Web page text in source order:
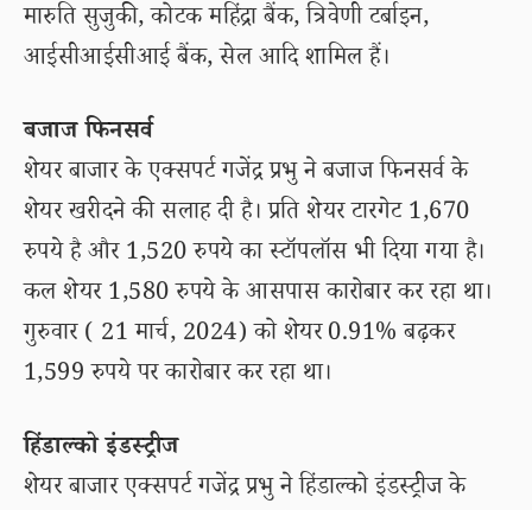
मारुति सुजुकी, कोटक महिंद्रा बैंक, त्रिवेणी टर्बाइन,
आईसीआईसीआई बैंक, सेल आदि शामिल हैं।
बजाज फिनसर्व
शेयर बाजार के एक्सपर्ट गजेंद्र प्रभु ने बजाज फिनसर्व के
शेयर खरीदने की सलाह दी है। प्रति शेयर टारगेट 1,670
रुपये है और 1,520 रुपये का स्टॉपलॉस भी दिया गया है।
कल शेयर 1,580 रुपये के आसपास कारोबार कर रहा था।
गुरुवार ( 21 मार्च, 2024) को शेयर 0.91% बढ़कर
1,599 रुपये पर कारोबार कर रहा था।
हिंडाल्को इंडस्ट्रीज
शेयर बाजार एक्सपर्ट गजेंद्र प्रभु ने हिंडाल्को इंडस्ट्रीज के